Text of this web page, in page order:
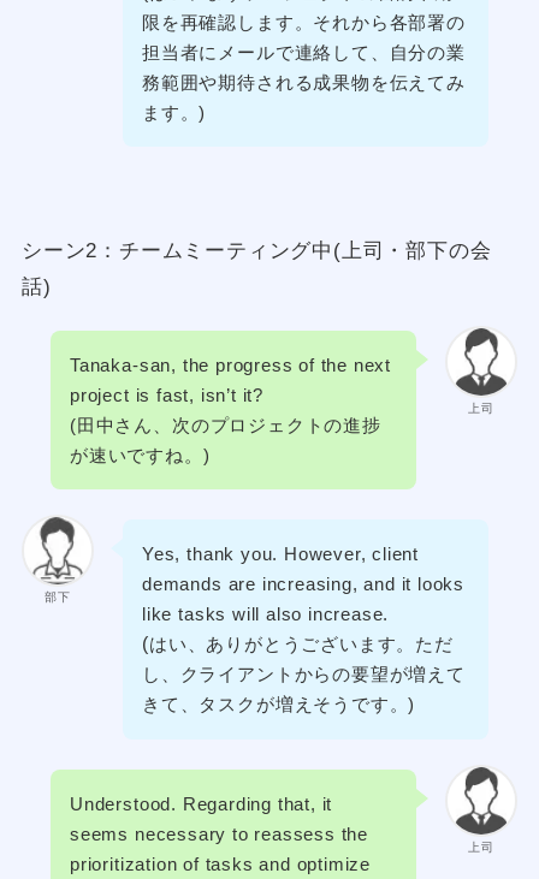
限を再確認します。それから各部署の
担当者にメールで連絡して、自分の業
務範囲や期待される成果物を伝えてみ
ます。)
シーン2：チームミーティング中(上司・部下の会
話)
上司
Tanaka-san, the progress of the next
project is fast, isn’t it?
(田中さん、次のプロジェクトの進捗
が速いですね。)
部下
Yes, thank you. However, client
demands are increasing, and it looks
like tasks will also increase.
(はい、ありがとうございます。ただ
し、クライアントからの要望が増えて
きて、タスクが増えそうです。)
上司
Understood. Regarding that, it
seems necessary to reassess the
prioritization of tasks and optimize